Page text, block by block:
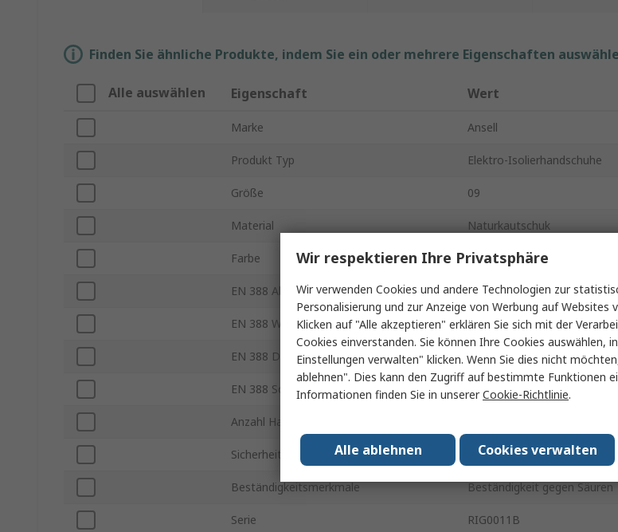
Finden Sie ähnliche Produkte, indem Sie ein oder mehrere Eigenschaften
Alle auswählen Eigenschaft Wert
Marke Ansell
Produkt Typ Elektro-Isolierhandschuhe
Größe 09
Material Naturkautschuk
Farbe Schwarz
EN 388 Abriebfestigkeit Ja
EN 388 Weiterreißfestigkeit Ja
EN 388 Durchstichfestigkeit Ja
EN 388 Schnittfestigkeit Ja
Anzahl Handschuhe
Sicherheitsnorm CSA, NFPA, OSHA
Beständigkeitsmerkmale Beständigkeit gegen Säuren
Serie RIG0011B
Wir respektieren Ihre Privatsphäre
Wir verwenden Cookies und andere Technologien zur
Personalisierung und zur Anzeige von Werbung auf
Klicken auf "Alle akzeptieren" erklären Sie sich mit der
Cookies einverstanden. Sie können Ihre Cookies auswählen,
Einstellungen verwalten" klicken. Wenn Sie dies nicht
ablehnen". Dies kann den Zugriff auf bestimmte Funktionen
Informationen finden Sie in unsererCookie-Richtlinie.
Cookies verwalten
Alle ablehnen